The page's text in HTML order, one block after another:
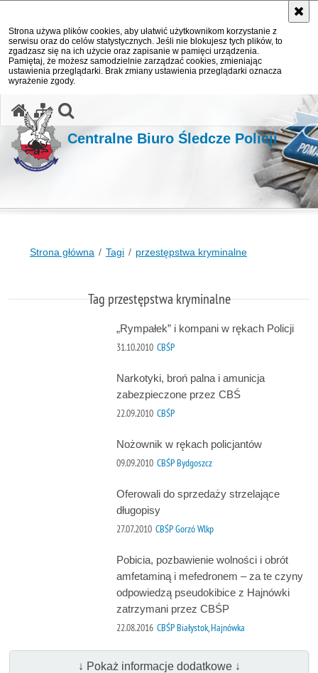
Strona używa plików cookies, aby ułatwić użytkownikom korzystanie z
serwisu oraz do celów statystycznych. Jeśli nie blokujesz tych plików, to
zgadzasz się na ich użycie oraz zapisanie w pamięci urządzenia.
Pamiętaj, że możesz samodzielnie zarządzać cookies, zmieniając
ustawienia przeglądarki. Brak zmiany ustawienia przeglądarki oznacza
wyrażenie zgody.
Centralne Biuro Śledcze Policji
Strona główna Tagi przestępstwa kryminalne
Tag przestępstwa kryminalne
„Rympałek” i kompani w rękach Policji
31.10.2010 CBŚP
Narkotyki, broń palna i amunicja
zabezpieczone przez CBŚ
22.09.2010 CBŚP
Nożownik w rękach policjantów
09.09.2010 CBŚP Bydgoszcz
Oferowali do sprzedaży strzelające
długopisy
27.07.2010 CBŚP Gorzó Wlkp
Pobicia, pozbawienie wolności i obrót
amfetaminą i mefedronem – za te czyny
odpowiedzą pseudokibice z Hajnówki
zatrzymani przez CBŚP
22.08.2016 CBŚP Białystok, Hajnówka
↓ Pokaż informacje dodatkowe ↓